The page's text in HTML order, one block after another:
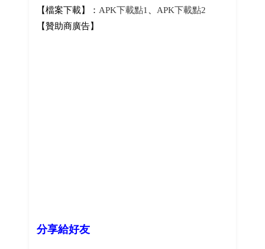
【檔案下載】： APK下載點1、 APK下載點2
【贊助商廣告】
分享給好友